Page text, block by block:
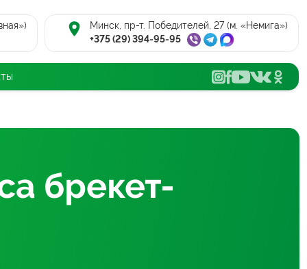
Минск, пр-т. Победителей, 27 (м. «Немига»)
+375 (29) 394-95-95
брекет-